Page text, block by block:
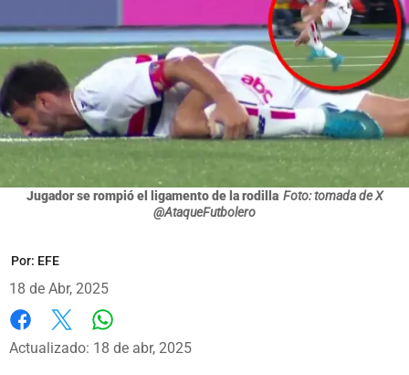
Jugador se rompió el ligamento de la rodilla Foto: tomada de X
@AtaqueFutbolero
Por: EFE
18 de Abr, 2025
Facebook
X
Actualizado: 18 de abr, 2025